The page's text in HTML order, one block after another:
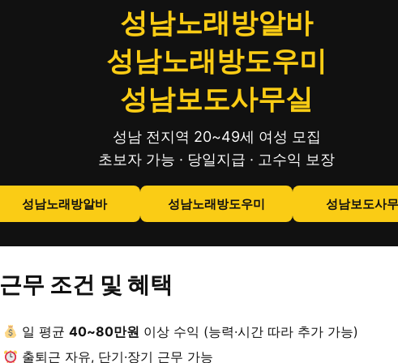
성남노래방알바
성남노래방도우미
성남보도사무실
성남 전지역 20~49세 여성 모집
초보자 가능 · 당일지급 · 고수익 보장
성남노래방알바 성남노래방도우미 성남보도사
근무 조건 및 혜택
일 평균40~80만원 이상 수익 (능력·시간 따라 추가 가능)
출퇴근 자유, 단기·장기 근무 가능